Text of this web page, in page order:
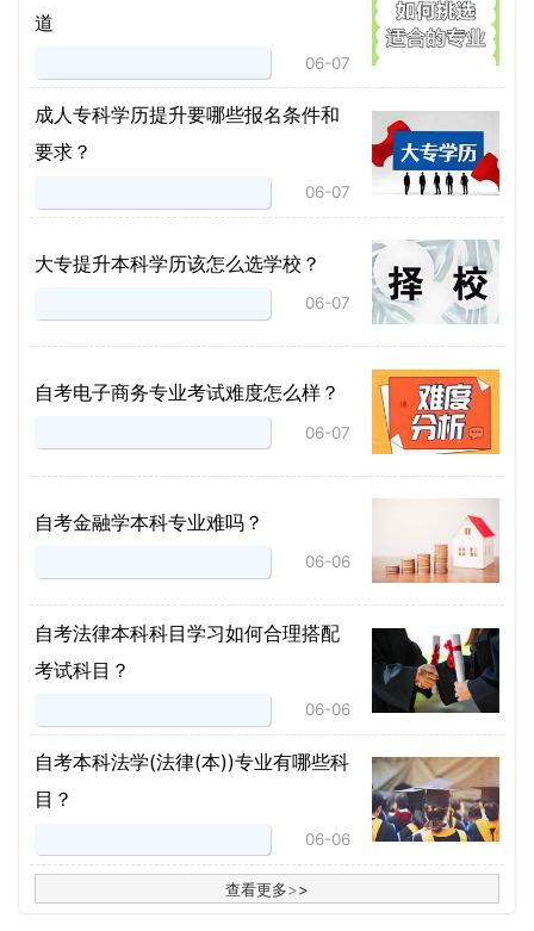
道
06-07
成人专科学历提升要哪些报名条件和
要求？
06-07
大专提升本科学历该怎么选学校？
06-07
自考电子商务专业考试难度怎么样？
06-07
自考金融学本科专业难吗？
06-06
自考法律本科科目学习如何合理搭配
考试科目？
06-06
​自考本科法学(法律(本))专业有哪些科
目？
06-06
查看更多>>